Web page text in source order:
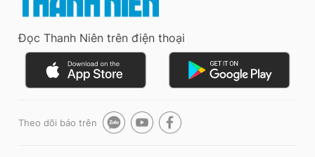
Đọc Thanh Niên trên điện thoại
Theo dõi báo trên